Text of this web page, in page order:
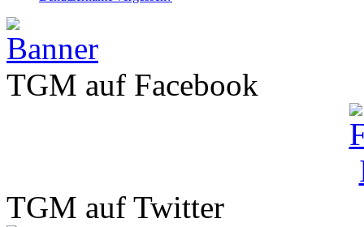
TGM auf Facebook
TGM auf Twitter